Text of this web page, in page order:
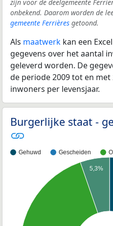
zijn voor de deelgemeente
onbekend. Daarom worden de
gemeente Ferrières getoond.
Als maatwerk kan een
gegevens over het aantal
geleverd worden. De
de periode 2009 tot en
inwoners per levensjaar.
Burgerlijke staat -
Gehuwd Gescheiden
5,3%